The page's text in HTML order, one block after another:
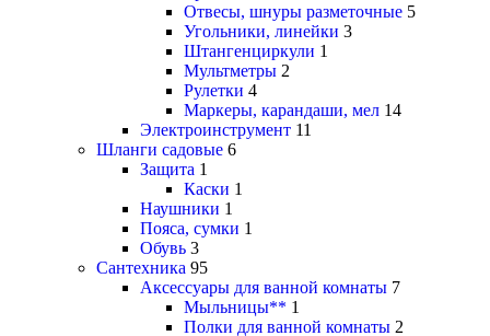
Отвесы, шнуры разметочные 5
Угольники, линейки 3
Штангенциркули 1
Мультметры 2
Рулетки 4
Маркеры, карандаши, мел 14
Электроинструмент 11
Шланги садовые 6
Защита 1
Каски 1
Наушники 1
Пояса, сумки 1
Обувь 3
Сантехника 95
Аксессуары для ванной комнаты 7
Мыльницы** 1
Полки для ванной комнаты 2